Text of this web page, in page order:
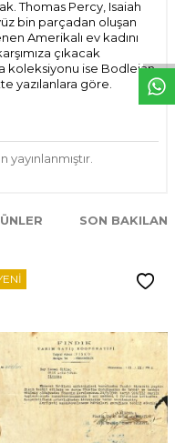
Thomas Percy, Isaiah
bin parçadan oluşan
Amerikalı ev kadını
çıkacak
koleksiyonu ise Bodleian
yazılanlara göre.
yayınlanmıştır.
SON